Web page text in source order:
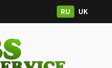
RU UK